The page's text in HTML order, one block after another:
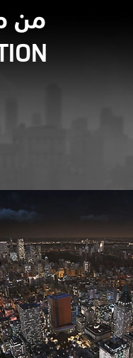
من